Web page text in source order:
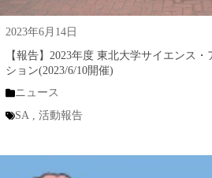
2023年6月14日
【報告】2023年度 東北大学サイエンス
ション(2023/6/10開催)
ニュース
SA ,活動報告